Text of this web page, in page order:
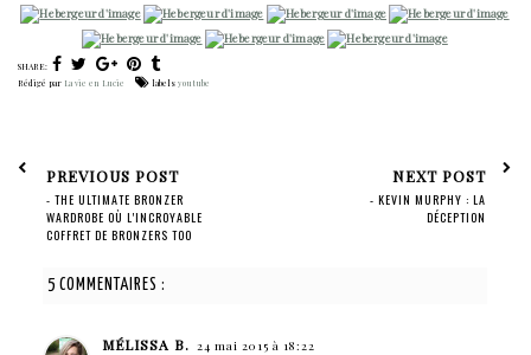
SHARE:
Rédigé par La vie en Lucie labels youtube
PREVIOUS POST
- THE ULTIMATE BRONZER
WARDROBE OÙ L'INCROYABLE
COFFRET DE BRONZERS TOO
NEXT POST
- KEVIN MURPHY : LA
DÉCEPTION
5 COMMENTAIRES :
MÉLISSA B. 24 mai 2015 à 18:22